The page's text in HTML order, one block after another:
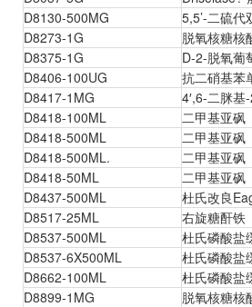
D8130-500MG
5,5’-二硫代
D8273-1G
脱氧核糖
D8375-1G
D-2-脱氧葡
D8406-100UG
抗二硝基苯
D8417-1MG
4′,6-二脒
D8418-100ML
二甲基亚砜
D8418-500ML
二甲基亚砜
D8418-500ML.
二甲基亚砜
D8418-50ML
二甲基亚砜
D8437-500ML
杜氏改良
D8517-25ML
右旋糖酐铁
D8537-500ML
杜氏磷酸盐
D8537-6X500ML
杜氏磷酸盐
D8662-100ML
杜氏磷酸盐
D8899-1MG
脱氧核糖核